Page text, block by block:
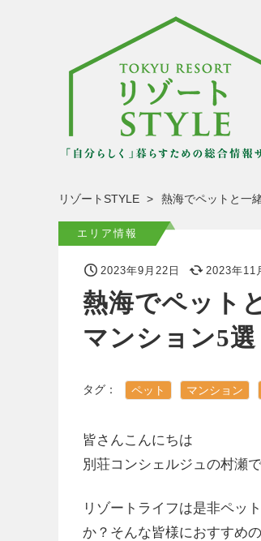
リゾートSTYLE 熱海でペットと一
2023年9月22日 2023年11
熱海でペット
マンション5選
タグ： ペット マンション
エリア情報
皆さんこんにちは
別荘コンシェルジュの村瀬で
リゾートライフは是非ペッ
か？そんな皆様におすすめ